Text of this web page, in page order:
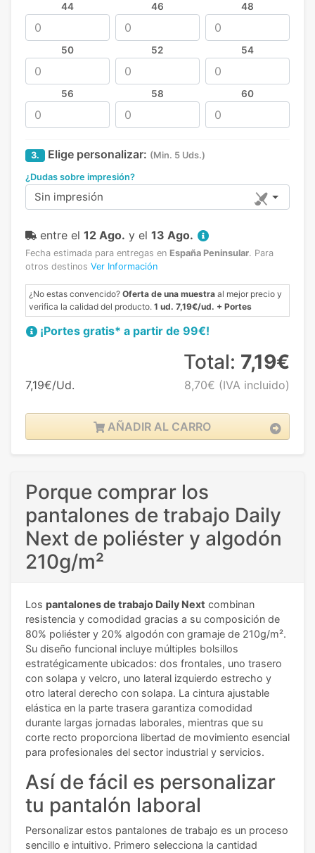
44 46 48
50 52 54
56 58 60
3. Elige personalizar: (Min. 5 Uds.)
¿Dudas sobre impresión?
Sin impresión
entre el 12 Ago. y el 13 Ago.
Fecha estimada para entregas en España Peninsular. Para
otros destinos Ver Información
¿No estas convencido? Oferta de una muestra al mejor precio y
verifica la calidad del producto. 1 ud. 7,19€/ud. + Portes
¡Portes gratis* a partir de 99€!
7,19€/Ud.
Total: 7,19€
8,70€ (IVA incluido)
AÑADIR AL CARRO
Porque comprar los
pantalones de trabajo Daily
Next de poliéster y algodón
210g/m²
Los pantalones de trabajo Daily Next combinan
resistencia y comodidad gracias a su composición de
80% poliéster y 20% algodón con gramaje de 210g/m².
Su diseño funcional incluye múltiples bolsillos
estratégicamente ubicados: dos frontales, uno trasero
con solapa y velcro, uno lateral izquierdo estrecho y
otro lateral derecho con solapa. La cintura ajustable
elástica en la parte trasera garantiza comodidad
durante largas jornadas laborales, mientras que su
corte recto proporciona libertad de movimiento esencial
para profesionales del sector industrial y servicios.
Así de fácil es personalizar
tu pantalón laboral
Personalizar estos pantalones de trabajo es un proceso
sencillo e intuitivo. Primero selecciona la cantidad